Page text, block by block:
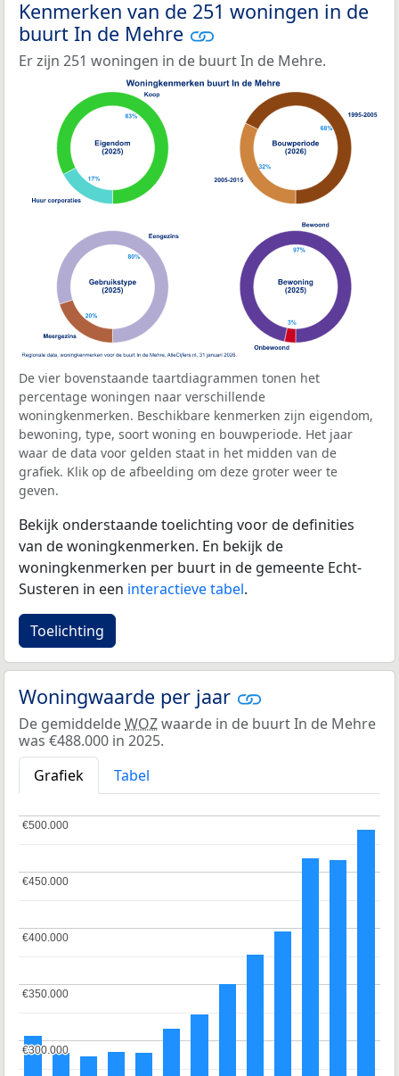
Kenmerken van de 251 woningen in de
buurt In de Mehre
Er zijn 251 woningen in de buurt In de Mehre.
De vier bovenstaande taartdiagrammen tonen het
percentage woningen naar verschillende
woningkenmerken. Beschikbare kenmerken zijn eigendom,
bewoning, type, soort woning en bouwperiode. Het jaar
waar de data voor gelden staat in het midden van de
grafiek. Klik op de afbeelding om deze groter weer te
geven.
Bekijk onderstaande toelichting voor de definities
van de woningkenmerken. En bekijk de
woningkenmerken per buurt in de gemeente Echt-
Susteren in een interactieve tabel.
Toelichting
Woningwaarde per jaar
De gemiddeldeWOZwaarde in de buurt In de Mehre
was €488.000 in 2025.
Grafiek
Tabel
€300.000
€300.000
€350.000
€350.000
€400.000
€400.000
€450.000
€450.000
€500.000
€500.000